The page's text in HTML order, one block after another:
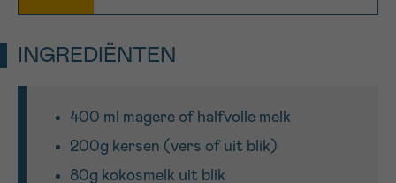
INGREDIËNTEN
400 ml magere of halfvolle melk
200g kersen (vers of uit blik)
80g kokosmelk uit blik
*VERPLICHT VELD
Sturen